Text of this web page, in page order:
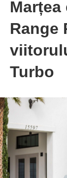
Range
Turbo